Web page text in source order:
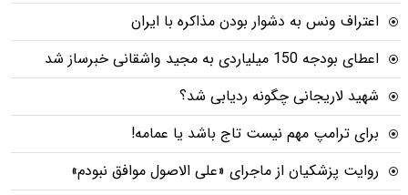
اعتراف ونس به دشوار بودن مذاکره با ایران
اعطای بودجه 150 میلیاردی به مجید واشقانی خبرساز شد
شهید لاریجانی چگونه ردیابی شد؟
برای ترامپ مهم نیست تاج باشد یا عمامه!
روایت پزشکیان از ماجرای «علی الاصول موافق نبودم»